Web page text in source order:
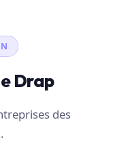
Drap
des